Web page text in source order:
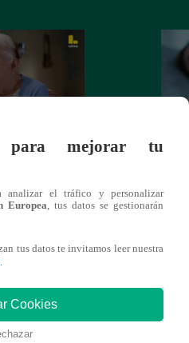
el futuro de
te puede
para mejorar tu
el tráfico y personalizar
Europea , tus datos se gestionarán
tus datos te invitamos leer nuestra
Cookies